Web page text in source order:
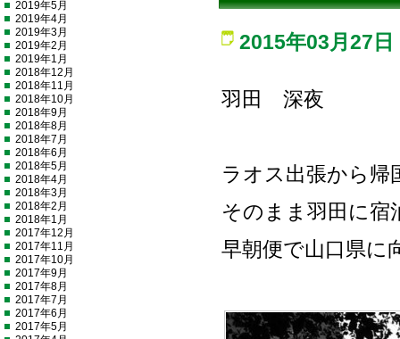
2015年03月27日
羽田 深夜
ラオス出張から帰
そのまま羽田に宿
早朝便で山口県に
2019年5月
2019年4月
2019年3月
2019年2月
2019年1月
2018年12月
2018年11月
2018年10月
2018年9月
2018年8月
2018年7月
2018年6月
2018年5月
2018年4月
2018年3月
2018年2月
2018年1月
2017年12月
2017年11月
2017年10月
2017年9月
2017年8月
2017年7月
2017年6月
2017年5月